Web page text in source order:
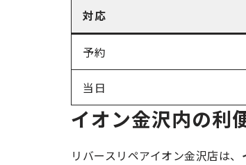
対応
予約
当日
イオン金沢内の利
リバースリペアイオン金沢店は、